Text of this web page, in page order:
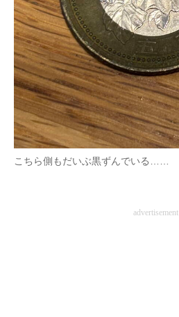
こちら側もだいぶ黒ずんでいる……
advertisement